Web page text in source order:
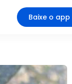
Baixe o app